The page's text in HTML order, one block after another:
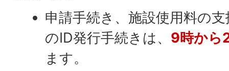
申請手続き、施設使用料の
のID発行手続きは、 9時から
ます。